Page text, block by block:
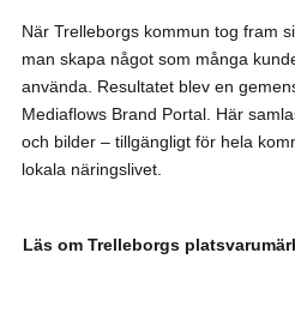
När Trelleborgs kommun tog fram
man skapa något som många
använda. Resultatet blev en
Mediaflows Brand Portal. Här
och bilder – tillgängligt för hela
lokala näringslivet.
Läs om Trelleborgs